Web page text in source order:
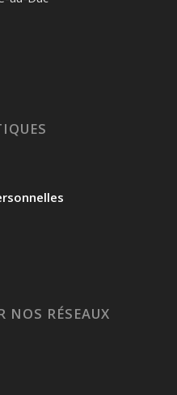
NOS RÉSEAUX